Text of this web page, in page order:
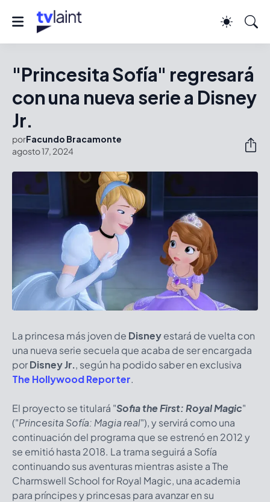
"Princesita Sofía" regresará
con una nueva serie a Disney
Jr.
porFacundo Bracamonte
agosto 17, 2024
La princesa más joven de Disneyestará de vuelta con
una nueva serie secuela que acaba de ser encargada
porDisney Jr., según ha podido saber en exclusiva
The Hollywood Reporter.
El proyecto se titulará "Sofia the First: Royal Magic"
("Princesita Sofía: Magia real"), y servirá como una
continuación del programa que se estrenó en 2012 y
se emitió hasta 2018. La trama seguirá a Sofía
continuando sus aventuras mientras asiste a The
Charmswell School for Royal Magic, una academia
para príncipes y princesas para avanzar en su